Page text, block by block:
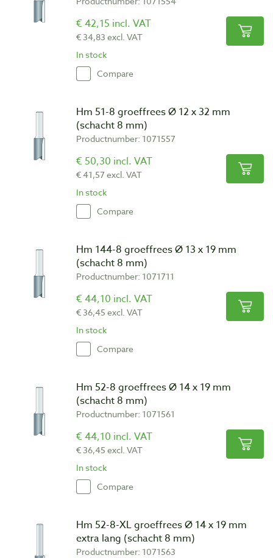
€ 42,15 incl. VAT
€ 34,83 excl. VAT
In stock
Compare
Hm 51-8 groeffrees Ø 12 x 32 mm
(schacht 8 mm)
Productnumber: 1071557
€ 50,30 incl. VAT
€ 41,57 excl. VAT
In stock
Compare
Hm 144-8 groeffrees Ø 13 x 19 mm
(schacht 8 mm)
Productnumber: 1071711
€ 44,10 incl. VAT
€ 36,45 excl. VAT
In stock
Compare
Hm 52-8 groeffrees Ø 14 x 19 mm
(schacht 8 mm)
Productnumber: 1071561
€ 44,10 incl. VAT
€ 36,45 excl. VAT
In stock
Compare
Hm 52-8-XL groeffrees Ø 14 x 19 mm
extra lang (schacht 8 mm)
Productnumber: 1071563